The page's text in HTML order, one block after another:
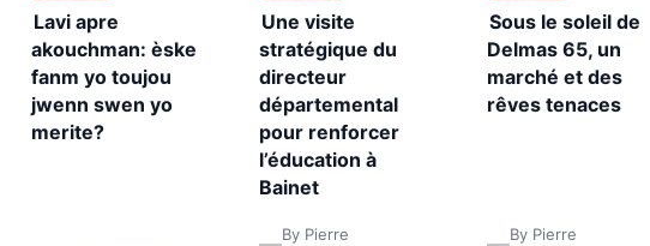
Lavi apre
akouchman: èske
fanm yo toujou
jwenn swen yo
merite?
Une visite
stratégique du
directeur
départemental
pour renforcer
l’éducation à
Bainet
By Pierre
Sous le soleil de
Delmas 65, un
marché et des
rêves tenaces
By Pierre